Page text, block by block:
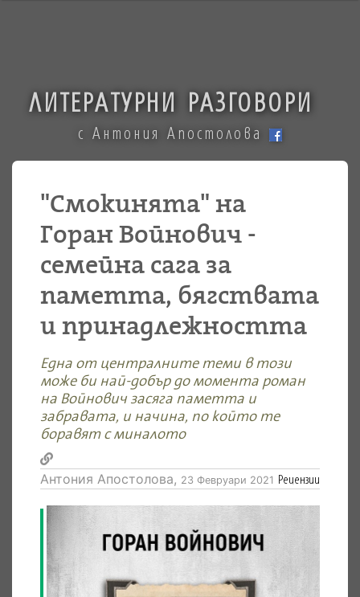
ЛИТЕРАТУРНИ РАЗГОВОРИ
с Антония Апостолова
"Смокинята" на
Горан Войнович -
семейна сага за
паметта, бягствата
и принадлежността
Една от централните теми в този
може би най-добър до момента роман
на Войнович засяга паметта и
забравата, и начина, по който те
боравят с миналото
Антония Апостолова, 23 Февруари 2021 Рецензии